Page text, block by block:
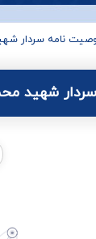
وصیت نامه سردار
شهید